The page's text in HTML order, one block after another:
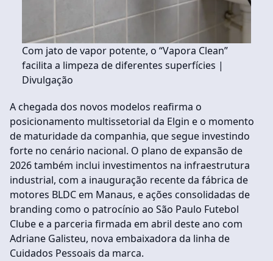
Com jato de vapor potente, o “Vapora Clean”
facilita a limpeza de diferentes superfícies |
Divulgação
A chegada dos novos modelos reafirma o
posicionamento multissetorial da Elgin e o momento
de maturidade da companhia, que segue investindo
forte no cenário nacional. O plano de expansão de
2026 também inclui investimentos na infraestrutura
industrial, com a inauguração recente da fábrica de
motores BLDC em Manaus, e ações consolidadas de
branding como o patrocínio ao São Paulo Futebol
Clube e a parceria firmada em abril deste ano com
Adriane Galisteu, nova embaixadora da linha de
Cuidados Pessoais da marca.